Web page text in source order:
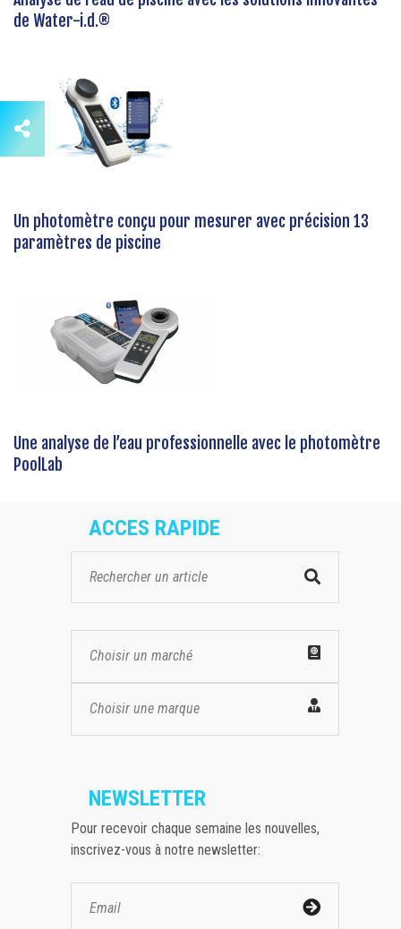
de Water-i.d.®
Un photomètre conçu pour mesurer avec précision 13
paramètres de piscine
Une analyse de l’eau professionnelle avec le photomètre
PoolLab
ACCES RAPIDE
Choisir un marché
Choisir une marque
NEWSLETTER
Pour recevoir chaque semaine les nouvelles,
inscrivez-vous à notre newsletter: